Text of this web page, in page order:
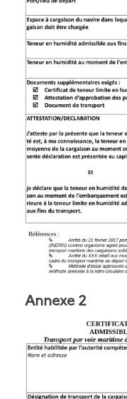
Annexe 2